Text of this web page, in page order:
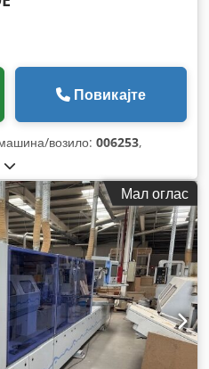
Повикајте
возило: 006253,
Мал оглас